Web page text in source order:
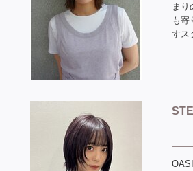
ま
も寄
すス